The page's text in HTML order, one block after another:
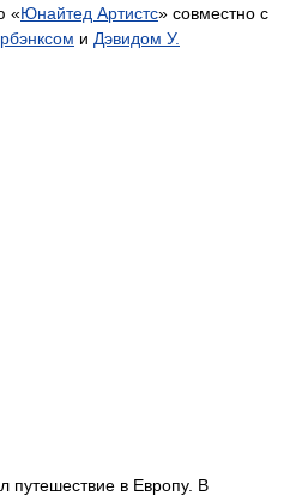
«Юнайтед Артистс» совместно с
и Дэвидом У.
путешествие в Европу. В